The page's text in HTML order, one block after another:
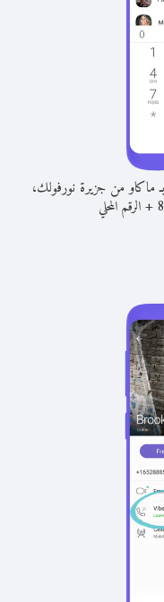
ماكاو من جزيرة نورفولك،
+الرقم المحلي